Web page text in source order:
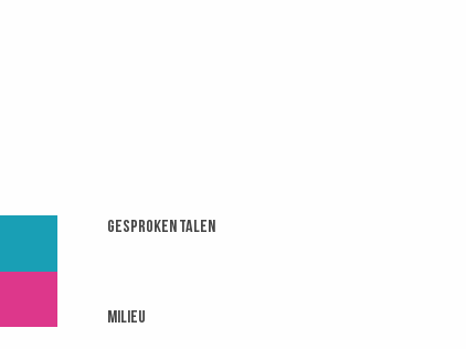
Gesproken talen
Gesproken talen
Milieu
Milieu